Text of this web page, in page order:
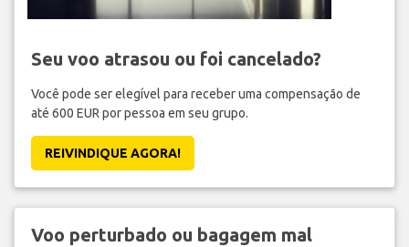
Seu voo atrasou ou foi cancelado?
Você pode ser elegível para receber uma compensação de
até 600 EUR por pessoa em seu grupo.
REIVINDIQUE AGORA!
Voo perturbado ou bagagem mal